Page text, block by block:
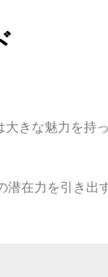
きな魅力を持っ
在力を引き出